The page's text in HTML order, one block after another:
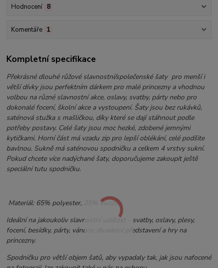
Hodnocení 8
Komentáře 1
Kompletní specifikace
Překrásné dlouhé růžové slavnostní/společenské šaty pro menší i
větší dívky jsou perfektním dárkem pro malé princezny a vhodnou
volbou na různé slavnostní akce, oslavy, svatby, párty nebo pro
dokonalé focení, školní akce a vystoupení. Šaty jsou bez rukávků,
saténová stužka s mašličkou, díky které se dají stáhnout podle
potřeby postavy. Celé šaty jsou moc hezké, zdobené jemnými
kytičkami. Horní část má vzadu zip pro lepší oblékání, celé podšite
bavlnou. Sukně má saténovou spodničku a celkem 4 vrstvy sukní.
Pokud chcete více nadýchané šaty, doporučujeme zakoupit ještě
speciální tutu spodničku.
Materiál: 65% polyester, 35% viscose
Ideální na jakoukoliv slavnostní událost - svatby, oslavy, plesy,
focení, besídky, párty, vánoce, divadelní představení a hry na
princezny.
Spodničku pro větší objem šatů, aby vypadaly tak, jak jsou nafocené